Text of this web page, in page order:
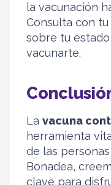
la vacunación
Consulta con
sobre tu
vacunarte.
La vacuna
herramienta
de las
Bonadea,
clave para